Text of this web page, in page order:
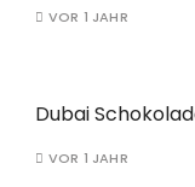
VOR 1 JAHR
Dubai
VOR 1 JAHR